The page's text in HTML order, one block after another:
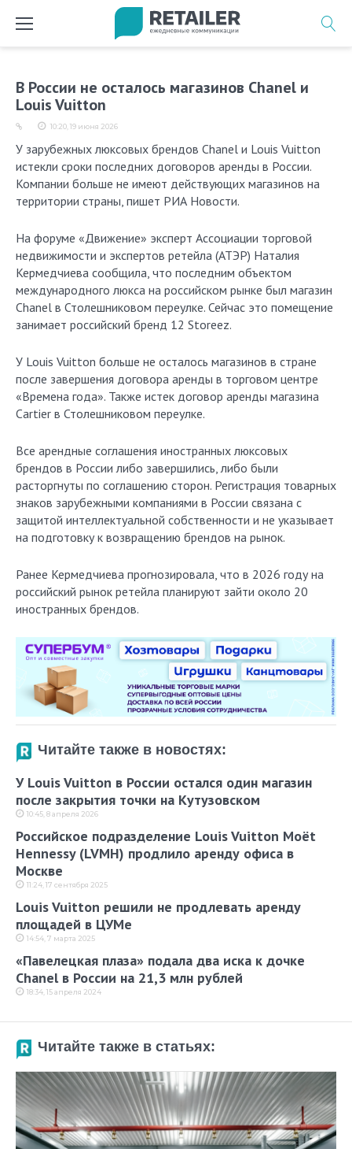
В России не осталось магазинов Chanel и
Louis Vuitton
10:20, 19 июня 2026
У зарубежных люксовых брендов Chanel и Louis Vuitton
истекли сроки последних договоров аренды в России.
Компании больше не имеют действующих магазинов на
территории страны, пишет РИА Новости.
На форуме «Движение» эксперт Ассоциации торговой
недвижимости и экспертов ретейла (АТЭР) Наталия
Кермедчиева сообщила, что последним объектом
международного люкса на российском рынке был магазин
Chanel в Столешниковом переулке. Сейчас это помещение
занимает российский бренд 12 Storeez.
У Louis Vuitton больше не осталось магазинов в стране
после завершения договора аренды в торговом центре
«Времена года». Также истек договор аренды магазина
Cartier в Столешниковом переулке.
Все арендные соглашения иностранных люксовых
брендов в России либо завершились, либо были
расторгнуты по соглашению сторон. Регистрация товарных
знаков зарубежными компаниями в России связана с
защитой интеллектуальной собственности и не указывает
на подготовку к возвращению брендов на рынок.
Ранее Кермедчиева прогнозировала, что в 2026 году на
российский рынок ретейла планируют зайти около 20
иностранных брендов.
Читайте также в новостях:
У Louis Vuitton в России остался один магазин
после закрытия точки на Кутузовском
10:45, 8 апреля 2026
Российское подразделение Louis Vuitton Moët
Hennessy (LVMH) продлило аренду офиса в
Москве
11:24, 17 сентября 2025
Louis Vuitton решили не продлевать аренду
площадей в ЦУМе
14:54, 7 марта 2025
«Павелецкая плаза» подала два иска к дочке
Chanel в России на 21,3 млн рублей
18:34, 15 апреля 2024
Читайте также в статьях: